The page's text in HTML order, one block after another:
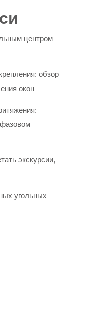
центром
обзор
окон
фазовом
экскурсии,
угольных